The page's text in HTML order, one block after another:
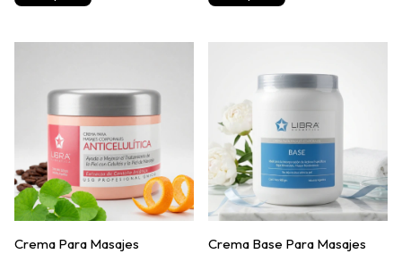
Crema Para Masajes
Crema Base Para Masajes